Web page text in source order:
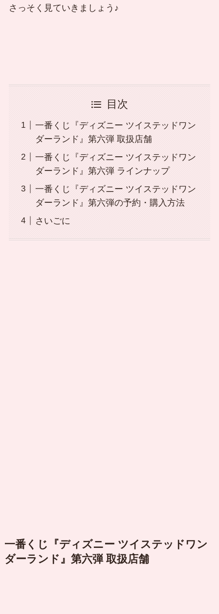
さっそく見ていきましょう♪
目次
一番くじ『ディズニー ツイステッドワン
ダーランド』第六弾 取扱店舗
一番くじ『ディズニー ツイステッドワン
ダーランド』第六弾 ラインナップ
一番くじ『ディズニー ツイステッドワン
ダーランド』第六弾の予約・購入方法
さいごに
一番くじ『ディズニー ツイステッドワン
ダーランド』第六弾 取扱店舗